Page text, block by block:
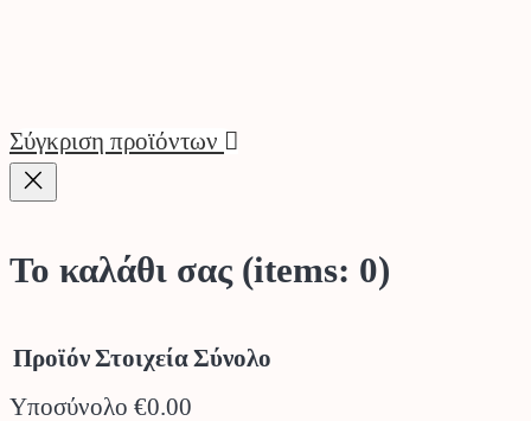
Σύγκριση προϊόντων
Το καλάθι σας (items: 0)
ΠροϊόνΣτοιχείαΣύνολο
Υποσύνολο €0.00